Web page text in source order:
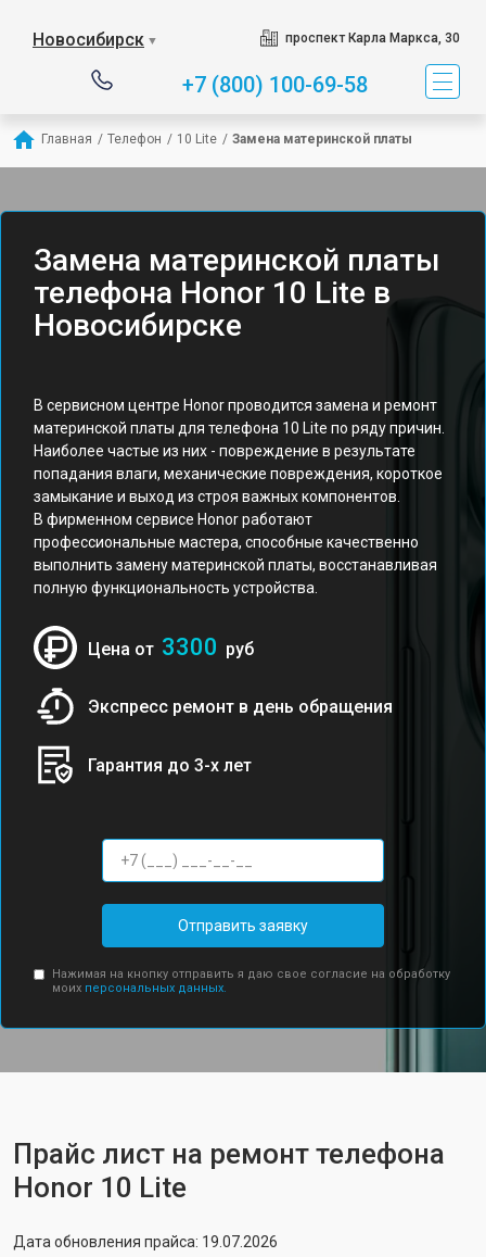
Новосибирск ▼ проспект Карла Маркса, 30
+7 (800) 100-69-58
Главная / Телефон / 10 Lite / Замена материнской платы
Замена материнской платы
телефона Honor 10 Lite в
Новосибирске
В сервисном центре Honor проводится замена и ремонт
материнской платы для телефона 10 Lite по ряду причин.
Наиболее частые из них - повреждение в результате
попадания влаги, механические повреждения, короткое
замыкание и выход из строя важных компонентов.
В фирменном сервисе Honor работают
профессиональные мастера, способные качественно
выполнить замену материнской платы, восстанавливая
полную функциональность устройства.
Цена от 3300 руб
Экспресс ремонт в день обращения
Гарантия до 3-х лет
Отправить заявку
Нажимая на кнопку отправить я даю свое согласие на обработку
моих персональных данных.
Прайс лист на ремонт телефона
Honor 10 Lite
Дата обновления прайса: 19.07.2026